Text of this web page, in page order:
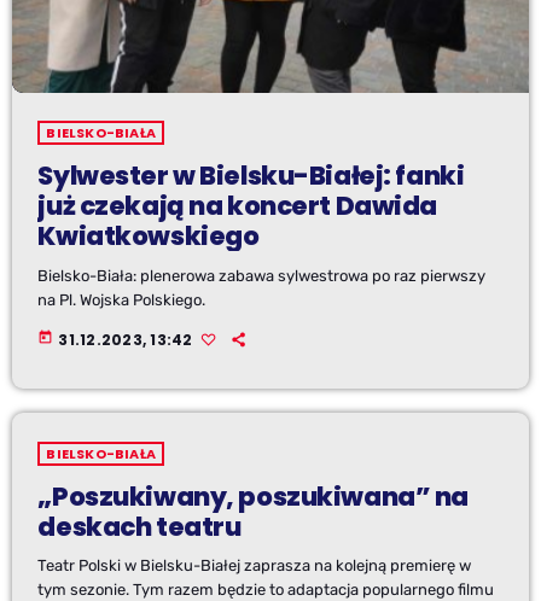
BIELSKO-BIAŁA
Sylwester w Bielsku-Białej: fanki
już czekają na koncert Dawida
Kwiatkowskiego
Bielsko-Biała: plenerowa zabawa sylwestrowa po raz pierwszy
na Pl. Wojska Polskiego.
today 31.12.2023, 13:42
BIELSKO-BIAŁA
„Poszukiwany, poszukiwana” na
deskach teatru
Teatr Polski w Bielsku-Białej zaprasza na kolejną premierę w
tym sezonie. Tym razem będzie to adaptacja popularnego filmu